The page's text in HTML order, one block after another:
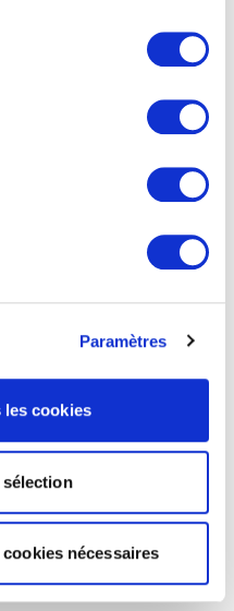
Paramètres
cookies
nécessaires